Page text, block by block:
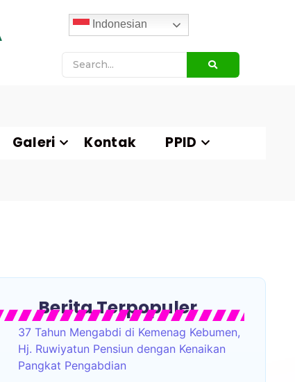
Indonesian
Galeri Kontak PPID
Berita Terpopuler
37 Tahun Mengabdi di Kemenag Kebumen,
Hj. Ruwiyatun Pensiun dengan Kenaikan
Pangkat Pengabdian